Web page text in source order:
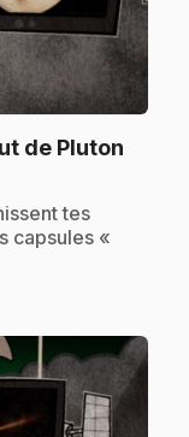
de Pluton
tes
capsules «